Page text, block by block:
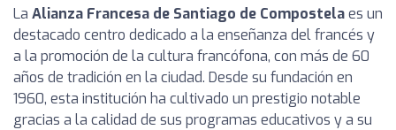
La Alianza Francesa de Santiago de Compostelaes un
destacado centro dedicado a la enseñanza del francés y
a la promoción de la cultura francófona, con más de 60
años de tradición en la ciudad. Desde su fundación en
1960, esta institución ha cultivado un prestigio notable
gracias a la calidad de sus programas educativos y a su